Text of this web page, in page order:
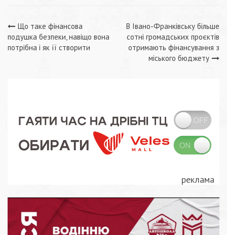
Навігація
записів
Що таке фінансова
подушка безпеки, навіщо вона
потрібна і як її створити
В Івано-Франківську більше
сотні громадських проєктів
отримають фінансування з
міського бюджету